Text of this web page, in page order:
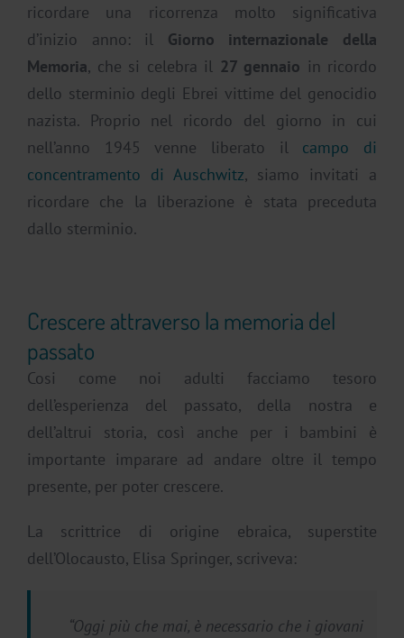
ricordare una ricorrenza molto significativa
d’inizio anno: il Giorno internazionale della
Memoria, che si celebra il 27 gennaio in ricordo
dello sterminio degli Ebrei vittime del genocidio
nazista. Proprio nel ricordo del giorno in cui
nell’anno 1945 venne liberato il
campo di
concentramento di Auschwitz, siamo invitati a
ricordare che la liberazione è stata preceduta
dallo sterminio.
Crescere attraverso la memoria del
passato
Cosi come noi adulti facciamo tesoro
dell’esperienza del passato, della nostra e
dell’altrui storia, così anche per i bambini è
importante imparare ad andare oltre il tempo
presente, per poter crescere.
La scrittrice di origine ebraica, superstite
dell’Olocausto, Elisa Springer, scriveva:
“Oggi più che mai, è necessario che i giovani